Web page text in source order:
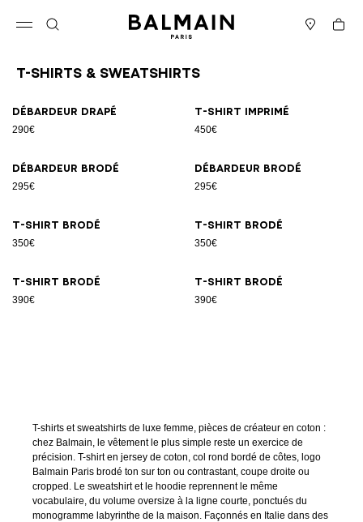
Panier
T-Shirts & Sweatshirts
Débardeur drapé
290€
T-shirt imprimé
450€
Débardeur brodé
295€
Débardeur brodé
295€
T-shirt brodé
350€
T-shirt brodé
350€
T-shirt brodé
390€
T-shirt brodé
390€
T-shirts et sweatshirts de luxe femme, pièces de créateur en coton :
chez Balmain, le vêtement le plus simple reste un exercice de
précision. T-shirt en jersey de coton, col rond bordé de côtes, logo
Balmain Paris brodé ton sur ton ou contrastant, coupe droite ou
cropped. Le sweatshirt et le hoodie reprennent le même
vocabulaire, du volume oversize à la ligne courte, ponctués du
monogramme labyrinthe de la maison. Façonnés en Italie dans des